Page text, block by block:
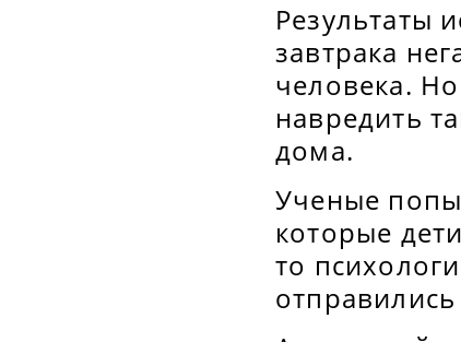
Результаты
завтрака
человека.
навредить
дома.
Ученые
которые
то